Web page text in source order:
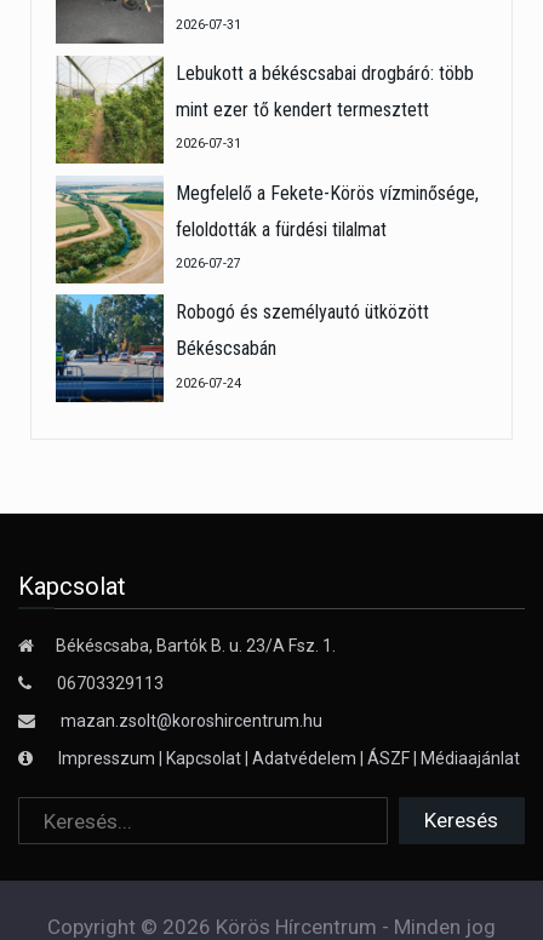
2026-07-31
Lebukott a békéscsabai drogbáró: több
mint ezer tő kendert termesztett
2026-07-31
Megfelelő a Fekete-Körös vízminősége,
feloldották a fürdési tilalmat
2026-07-27
Robogó és személyautó ütközött
Békéscsabán
2026-07-24
Kapcsolat
Békéscsaba, Bartók B. u. 23/A Fsz. 1.
06703329113
mazan.zsolt@koroshircentrum.hu
Impresszum
Kapcsolat Adatvédelem ÁSZF Médiaajánlat
Copyright © 2026 Körös Hírcentrum - Minden jog